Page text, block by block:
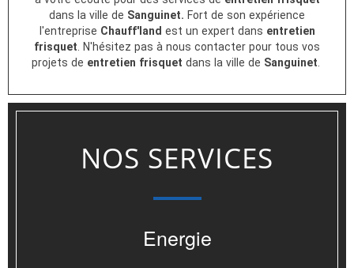
dans la ville de Sanguinet. Fort de son expérience
l'entreprise Chauff'land est un expert dans entretien
frisquet. N'hésitez pas à nous contacter pour tous vos
projets de entretien frisquet dans la ville de Sanguinet.
NOS SERVICES
Energie